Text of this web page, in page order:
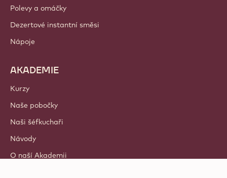
Polevy a omáčky
Dezertové instantní směsi
Nápoje
AKADEMIE
Kurzy
Naše pobočky
Naši šéfkuchaři
Návody
O naší Akademii